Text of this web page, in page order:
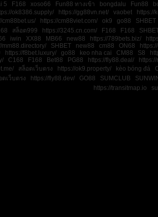
5 F168 xoso66 Fun88 ทางเข้า bongdalu Fun88
ok8386.supply/ https://gg88vn.net/ vaobet
https://
cm88bet.us/ https://cm88viet.com/ ok9 go88
SHBET
สล็อต999 https://3245.cn.com/ F168 F168
iwin XX88 MB66 new88 https://789bets.biz/
mm88.directory/ SHBET new88 cm88 ON68
https://f8bet.luxury/ go88 keo nha cai CM88 S8
C168 F168 Bet88 PG88 https://fly88.deal/
สล็อตเว็บตรง https://ok9.property/ kèo bóng đá
ตเว็บตรง https://fly88.dev/ GO88 SUMCLUB
https://transitmap.io